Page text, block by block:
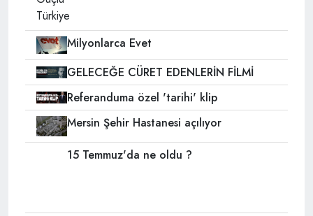
Milyonlarca Evet
GELECEĞE CÜRET EDENLERİN FİLMİ
Referanduma özel 'tarihi' klip
Mersin Şehir Hastanesi açılıyor
15 Temmuz'da ne oldu ?